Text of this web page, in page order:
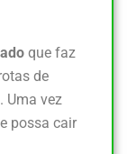
que faz
de
Uma vez
possa cair